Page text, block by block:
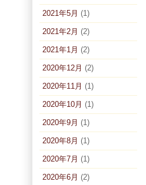
2021年5月 (1)
2021年2月 (2)
2021年1月 (2)
2020年12月 (2)
2020年11月 (1)
2020年10月 (1)
2020年9月 (1)
2020年8月 (1)
2020年7月 (1)
2020年6月 (2)